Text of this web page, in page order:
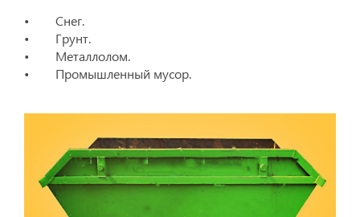
• Снег.
• Грунт.
• Металлолом.
• Промышленный мусор.